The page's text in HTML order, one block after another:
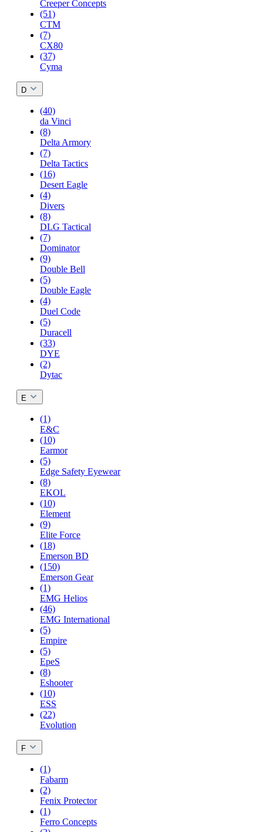
Creeper Concepts
(51)
CTM
(7)
CX80
(37)
Cyma
D
(40)
da Vinci
(8)
Delta Armory
(7)
Delta Tactics
(16)
Desert Eagle
(4)
Divers
(8)
DLG Tactical
(7)
Dominator
(9)
Double Bell
(5)
Double Eagle
(4)
Duel Code
(5)
Duracell
(33)
DYE
(2)
Dytac
E
(1)
E&C
(10)
Earmor
(5)
Edge Safety Eyewear
(8)
EKOL
(10)
Element
(9)
Elite Force
(18)
Emerson BD
(150)
Emerson Gear
(1)
EMG Helios
(46)
EMG International
(5)
Empire
(5)
EpeS
(8)
Eshooter
(10)
ESS
(22)
Evolution
F
(1)
Fabarm
(2)
Fenix Protector
(1)
Ferro Concepts